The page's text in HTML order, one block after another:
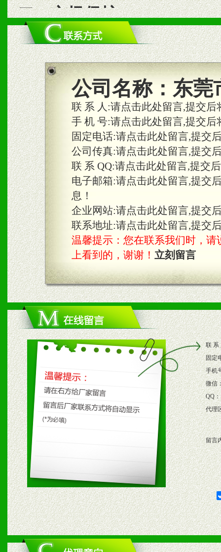
二、市场保护
1、统一市场价格；建立全
商利润。
2、区域独家经营；建立区
合作关系。
三、物料及媒体
1、免费提供体验及宣传彩
2、不定期在各大知名网站
知名度和影响力。
3、根据地方实际情况提供
具。
四、市场操作及支持
1、根据区域市场协助制定
2、根据具体情况公司给予
3、根据市场需要，派驻区
保产品顺利销售。
4、根据市场情况公司给予
购支持。
五、退换货制度
1、给予前期市场操作一定
2、对于临期，滞销品给予
六、服务优势
公司名称： 东莞
联 系 人:请点击此处留言,提交
手 机 号:请点击此处留言,提交
固定电话:请点击此处留言,提交
公司传真:请点击此处留言,提交
联 系 QQ:请点击此处留言,提交
电子邮箱:请点击此处留言,提交
息！
企业网站:请点击此处留言,提交
联系地址:请点击此处留言,提交
温馨提示：您在联系我们时，请
上看到的，谢谢！ 立刻留言
联 系
固定
手机
微信
QQ：
代理
留言